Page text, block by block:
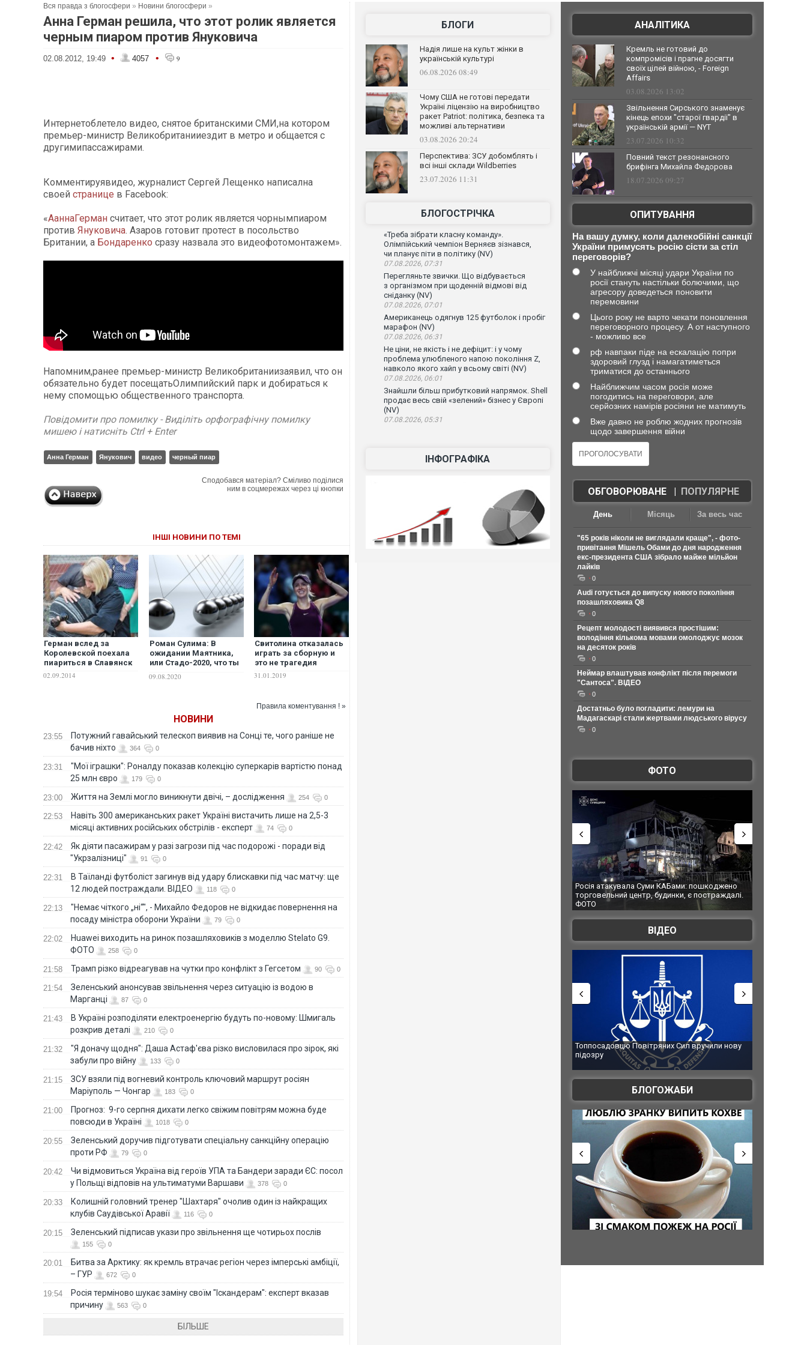
Вся правда з блогосфери » Новини блогосфери »
Анна Герман решила, что этот ролик является
черным пиаром против Януковича
02.08.2012, 19:49 • 4057 • 9
Интернетоблетело видео, снятое британскими СМИ,на котором
премьер-министр Великобританииездит в метро и общается с
другимипассажирами.
Комментируявидео, журналист Сергей Лещенко написална
своей странице в Facebook:
«АаннаГерман считает, что этот ролик является чорнымпиаром
против Януковича. Азаров готовит протест в посольство
Британии, а Бондаренко сразу назвала это видеофотомонтажем».
Напомним,ранее премьер-министр Великобританиизаявил, что он
обязательно будет посещатьОлимпийский парк и добираться к
нему спомощью общественного транспорта.
Повідомити про помилку - Виділіть орфографічну помилку
мишею і натисніть Ctrl + Enter
Анна Герман Янукович видео черный пиар
Сподобався матеріал? Сміливо поділися
ним в соцмережах через ці кнопки
ІНШІ НОВИНИ ПО ТЕМІ
Герман вслед за
Королевской поехала
пиариться в Славянск
02.09.2014
Роман Сулима: В
ожидании Маятника,
или Стадо-2020, что ты
09.08.2020
Свитолина отказалась
играть за сборную и
это не трагедия
31.01.2019
Правила коментування ! »
НОВИНИ
23:55
Потужний гавайський телескоп виявив на Сонці те, чого раніше не
бачив ніхто
364 0
23:31
"Мої іграшки": Роналду показав колекцію суперкарів вартістю понад
25 млн євро
179 0
23:00 Життя на Землі могло виникнути двічі, – дослідження 254 0
22:53
Навіть 300 американських ракет Україні вистачить лише на 2,5-3
місяці активних російських обстрілів - експерт
74 0
22:42
Як діяти пасажирам у разі загрози під час подорожі - поради від
"Укрзалізниці"
91 0
22:31
В Таїланді футболіст загинув від удару блискавки під час матчу: ще
12 людей постраждали. ВІДЕО
118 0
22:13
"Немає чіткого „ні“", - Михайло Федоров не відкидає повернення на
посаду міністра оборони України
79 0
22:02
Huawei виходить на ринок позашляховиків з моделлю Stelato G9.
ФОТО
258 0
21:58 Трамп різко відреагував на чутки про конфлікт з Гегсетом 90 0
21:54
Зеленський анонсував звільнення через ситуацію із водою в
Марганці
87 0
21:43
В Україні розподіляти електроенергію будуть по-новому: Шмигаль
розкрив деталі
210 0
21:32
"Я доначу щодня": Даша Астаф'єва різко висловилася про зірок, які
забули про війну
133 0
21:15
ЗСУ взяли під вогневий контроль ключовий маршрут росіян
Маріуполь — Чонгар
183 0
21:00
Прогноз: 9-го серпня дихати легко свіжим повітрям можна буде
повсюди в Україні
1018 0
20:55
Зеленський доручив підготувати спеціальну санкційну операцію
проти РФ
79 0
20:42
Чи відмовиться Україна від героїв УПА та Бандери заради ЄС: посол
у Польщі відповів на ультиматуми Варшави
378 0
20:33
Колишній головний тренер "Шахтаря" очолив один із найкращих
клубів Саудівської Аравії
116 0
20:15 Зеленський підписав укази про звільнення ще чотирьох послів
155 0
20:01
Битва за Арктику: як кремль втрачає регіон через імперські амбіції,
– ГУР
672 0
19:54
Росія терміново шукає заміну своїм "Іскандерам": експерт вказав
причину
563 0
БІЛЬШЕ
БЛОГИ
Надія лише на культ жінки в
українській культурі
06.08.2026 08:49
Чому США не готові передати
Україні ліцензію на виробництво
ракет Patriot: політика, безпека та
можливі альтернативи
03.08.2026 20:24
Перспектива: ЗСУ добомблять і
всі інші склади Wildberries
23.07.2026 11:31
БЛОГОСТРІЧКА
«Треба зібрати класну команду».
Олімпійський чемпіон Верняєв зізнався,
чи планує піти в політику (NV)
07.08.2026, 07:31
Перегляньте звички. Що відбувається
з організмом при щоденній відмові від
сніданку (NV)
07.08.2026, 07:01
Американець одягнув 125 футболок і пробіг
марафон (NV)
07.08.2026, 06:31
Не ціни, не якість і не дефіцит: і у чому
проблема улюбленого напою покоління Z,
навколо якого хайп у всьому світі (NV)
07.08.2026, 06:01
Знайшли більш прибутковий напрямок. Shell
продає весь свій «зелений» бізнес у Європі
(NV)
07.08.2026, 05:31
ІНФОГРАФІКА
АНАЛІТИКА
Кремль не готовий до
компромісів і прагне досягти
своїх цілей війною, - Foreign
Affairs
03.08.2026 13:02
Звільнення Сирського знаменує
кінець епохи "старої гвардії" в
українській армії — NYT
23.07.2026 10:32
Повний текст резонансного
брифінга Михайла Федорова
18.07.2026 09:27
ОПИТУВАННЯ
На вашу думку, коли далекобійні санкції
України примусять росію сісти за стіл
переговорів?
У найближчі місяці удари України по
росії стануть настільки болючими, що
агресору доведеться поновити
перемовини
Цього року не варто чекати поновлення
переговорного процесу. А от наступного
- можливо все
рф навпаки піде на ескалацію попри
здоровий глузд і намагатиметься
триматися до останнього
Найближчим часом росія може
погодитись на переговори, але
серйозних намірів росіяни не матимуть
Вже давно не роблю жодних прогнозів
щодо завершення війни
ОБГОВОРЮВАНЕ| ПОПУЛЯРНЕ
День Місяць За весь час
"65 років ніколи не виглядали краще", - фото-
привітання Мішель Обами до дня народження
екс-президента США зібрало майже мільйон
лайків
0
Audi готується до випуску нового покоління
позашляховика Q8
0
Рецепт молодості виявився простішим:
володіння кількома мовами омолоджує мозок
на десяток років
0
Неймар влаштував конфлікт після перемоги
"Сантоса". ВІДЕО
0
Достатньо було погладити: лемури на
Мадагаскарі стали жертвами людського вірусу
0
ФОТО
Росія атакувала Суми КАБами: пошкоджено
торговельний центр, будинки, є постраждалі.
Українські надзвичайники
під час ліквідації масштабної
Франції
ВІДЕО
Топпосадовцю Повітряних Сил вручили нову
Сили оборони уразили
губернатор регіону заявив про
атаку. ВІДЕО
БЛОГОЖАБИ